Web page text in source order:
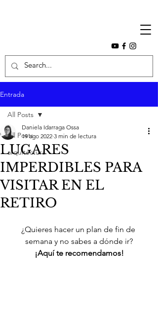
Entrada
All Posts
arquitectura
All Posts
LUGARES
IMPERDIBLES PARA
VISITAR EN EL
RETIRO
Daniela Idarraga Ossa
19 ago 2022 3 min de lectura
¿Quieres hacer un plan de fin de
semana y no sabes a dónde ir?
¡Aquí te recomendamos!